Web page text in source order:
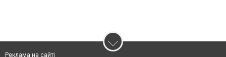
Реклама на сайті